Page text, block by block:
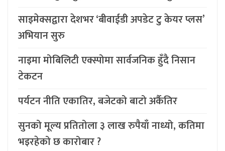
साइमेक्सद्वारा देशभर ‘बीवाईडी अपडेट टु केयर प्लस’
अभियान सुरु
नाइमा मोबिलिटी एक्स्पोमा सार्वजनिक हुँदै निसान
टेकटन
पर्यटन नीति एकातिर, बजेटको बाटो अर्कैतिर
सुनको मूल्य प्रतितोला ३ लाख रुपैयाँ नाध्यो, कतिमा
भइरहेको छ कारोबार ?